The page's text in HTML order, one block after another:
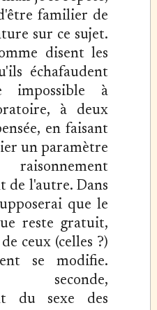
familier de
sur ce sujet.
disent les
échafaudent
impossible à
à deux
en faisant
un paramètre
de l'autre. Dans
que le
reste gratuit,
ceux (celles ?)
se modifie.
du sexe des